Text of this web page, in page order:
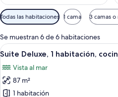
Filtros
disponibles
para
las
habitaciones
Todas las habitaciones 1 cama 3 camas o
Se muestran 6 de 6 habitaciones
Abrir
todas
las
fotos
de
11
Suite Deluxe, 1 habitación,
Vista al mar
87 m²
1 habitación